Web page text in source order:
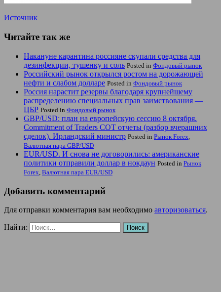
Источник
Читайте так же
Накануне карантина россияне скупали средства для
дезинфекции, тушенку и соль Posted in Фондовый рынок
Российский рынок открылся ростом на дорожающей
нефти и слабом долларе Posted in Фондовый рынок
Россия нарастит резервы благодаря крупнейшему
распределению специальных прав заимствования —
ЦБР Posted in Фондовый рынок
GBP/USD: план на европейскую сессию 8 октября.
Commitment of Traders COT отчеты (разбор вчерашних
сделок). Ирландский министр Posted in Рынок Forex
Валютная пара GBP/USD
EUR/USD. И снова не договорились: американские
политики отправили доллар в нокдаун Posted in Рынок
Forex Валютная пара EUR/USD
Добавить комментарий
Для отправки комментария вам необходимо авторизоваться.
Найти: